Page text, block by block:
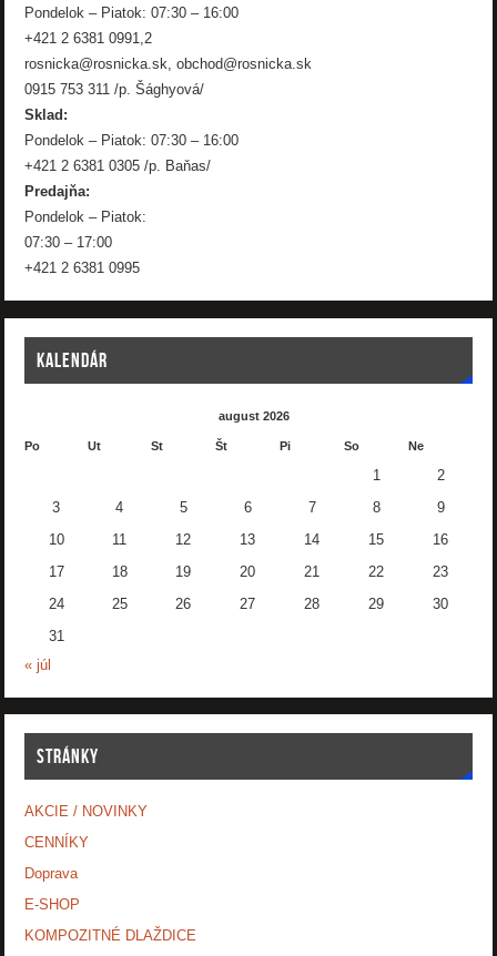
Pondelok – Piatok: 07:30 – 16:00
+421 2 6381 0991,2
rosnicka@rosnicka.sk, obchod@rosnicka.sk
0915 753 311 /p. Šághyová/
Sklad:
Pondelok – Piatok: 07:30 – 16:00
+421 2 6381 0305 /p. Baňas/
Predajňa:
Pondelok – Piatok:
07:30 – 17:00
+421 2 6381 0995
KALENDÁR
august 2026
Po Ut St Št Pi So Ne
1 2
3 4 5 6 7 8 9
10 11 12 13 14 15 16
17 18 19 20 21 22 23
24 25 26 27 28 29 30
31
« júl
STRÁNKY
AKCIE / NOVINKY
CENNÍKY
Doprava
E-SHOP
KOMPOZITNÉ DLAŽDICE